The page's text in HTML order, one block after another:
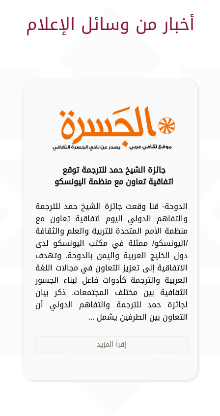
أخبار من وسائل الإعلام
جائزة الشيخ حمد للترجمة توقع
اتفاقية تعاون مع منظمة اليونسكو
الدوحة- قنا وقعت جائزة الشيخ حمد للترجمة
والتفاهم الدولي اليوم اتفاقية تعاون مع
منظمة الأمم المتحدة للتربية والعلم والثقافة
/اليونسكو/ ممثلة في مكتب اليونسكو لدى
دول الخليج العربية واليمن بالدوحة. وتهدف
الاتفاقية إلى تعزيز التعاون في مجالات اللغة
العربية والترجمة كأدوات فاعل لبناء الجسور
الثقافية بين مختلف المجتمعات. ذكر بيان
لجائزة حمد للترجمة والتفاهم الدولي أن
التعاون بين الطرفين يشمل ...
إقرأ المزيد